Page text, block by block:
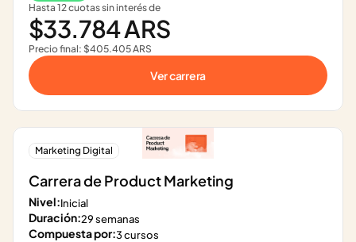
Hasta 12 cuotas sin interés de
$33.784 ARS
Precio final: $405.405 ARS
Ver carrera
Marketing Digital
Carrera de Product Marketing
Nivel:Inicial
Duración:29 semanas
Compuesta por:3 cursos